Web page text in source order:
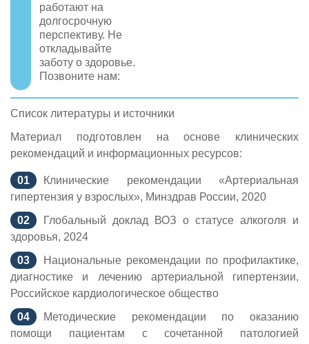
работают на
долгосрочную
перспективу. Не
откладывайте
заботу о здоровье.
Позвоните нам:
Список литературы и источники
Материал подготовлен на основе клинических
рекомендаций и информационных ресурсов:
Клинические рекомендации «Артериальная
гипертензия у взрослых», Минздрав России, 2020
Глобальный доклад ВОЗ о статусе алкоголя и
здоровья, 2024
Национальные рекомендации по профилактике,
диагностике и лечению артериальной гипертензии,
Российское кардиологическое общество
Методические рекомендации по оказанию
помощи пациентам с сочетанной патологией